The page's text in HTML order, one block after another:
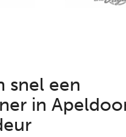
snel een
in